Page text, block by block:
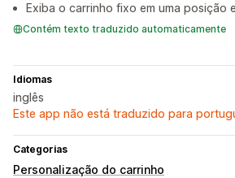
Exiba o carrinho fixo em uma posição
Contém texto traduzido automaticamente
Idiomas
inglês
Este app não está traduzido para
Categorias
Personalização do carrinho